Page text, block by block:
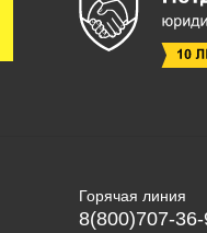
Горячая линия
8(800)707-36-